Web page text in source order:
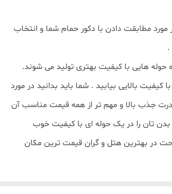
مطابقت دادن با دکور حمام شما و انتخاب
.
حوله هایی با کیفیت بهتری تولید می شوند.
کیفیت بالایی بیابید . شما باید بدانید در مورد
جذب بالا و مهم تر از همه قیمت مناسب آن
تان را در یک حوله ای با کیفیت خوب
در بهترین هتل و گران قیمت ترین مکان